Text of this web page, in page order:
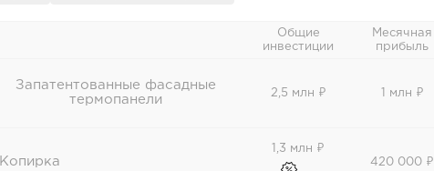
Общие
инвестиции
Месячная
прибыль
Запатентованные фасадные
термопанели
2,5 млн ₽ 1 млн ₽
Копирка
1,3 млн ₽
420 000 ₽